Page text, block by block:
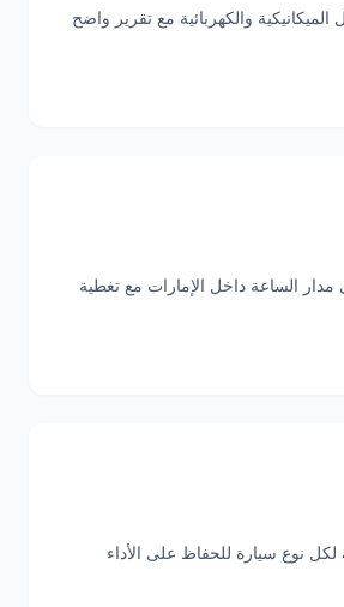
والكهربائية مع تقرير واضح
الساعة داخل الإمارات مع تغطية
نوع سيارة للحفاظ على الأداء